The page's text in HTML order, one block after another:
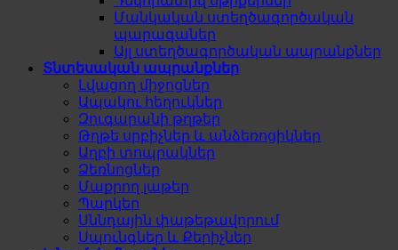
Մանկական ստեղծագործական
պարագաներ
Այլ ստեղծագործական ապրանքներ
Տնտեսական ապրանքներ
Լվացող միջոցներ
Ապակու հեղուկներ
Զուգարանի թղթեր
Թղթե սրբիչներ և անձեռոցիկներ
Աղբի տոպրակներ
Ձեռնոցներ
Մաքրող լաթեր
Պարկեր
Սննդային փաթեթավորում
Սպունգներ և Քերիչներ